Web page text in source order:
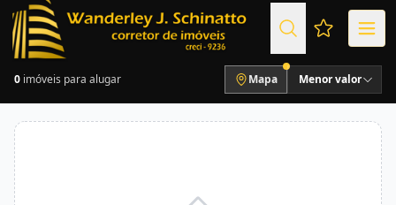
Favoritos
0 imóveis para alugar Mapa Menor valor